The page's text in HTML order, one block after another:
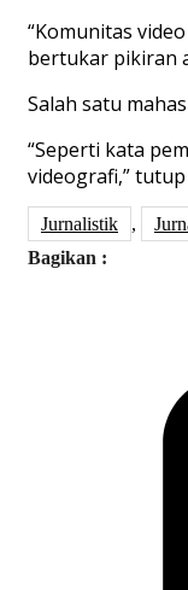
“Komunitas
bertukar pikiran
Salah satu
“Seperti kata
videografi,”
Jurnalistik ,
Bagikan :